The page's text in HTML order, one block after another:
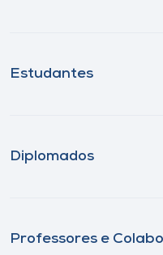
Estudantes
Diplomados
Professores e